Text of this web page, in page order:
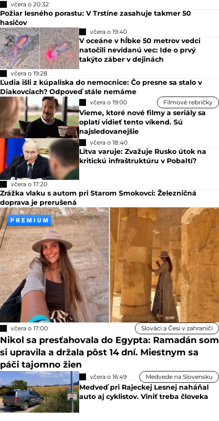
včera o 20:32
Požiar lesného porastu: V Trstíne zasahuje takmer 50
hasičov
včera o 19:40
V oceáne v hĺbke 50 metrov vedci
natočili nevídanú vec: Ide o prvý
takýto záber v dejinách
včera o 19:28
Ľudia išli z kúpaliska do nemocnice: Čo presne sa stalo v
Diakovciach? Odpoveď stále nemáme
včera o 19:00 Filmové rebríčky
Vieme, ktoré nové filmy a seriály sa
oplatí vidieť tento víkend. Sú
najsledovanejšie
včera o 18:40
Litva varuje: Zvažuje Rusko útok na
kritickú infraštruktúru v Pobaltí?
včera o 17:20
Zrážka vlaku s autom pri Starom Smokovci: Železničná
doprava je prerušená
včera o 17:00 Slováci a Česi v zahraničí
Nikol sa presťahovala do Egypta: Ramadán som
si upravila a držala pôst 14 dní. Miestnym sa
páči tajomno žien
včera o 16:49 Medvede na Slovensku
Medveď pri Rajeckej Lesnej naháňal
auto aj cyklistov. Viniť treba človeka